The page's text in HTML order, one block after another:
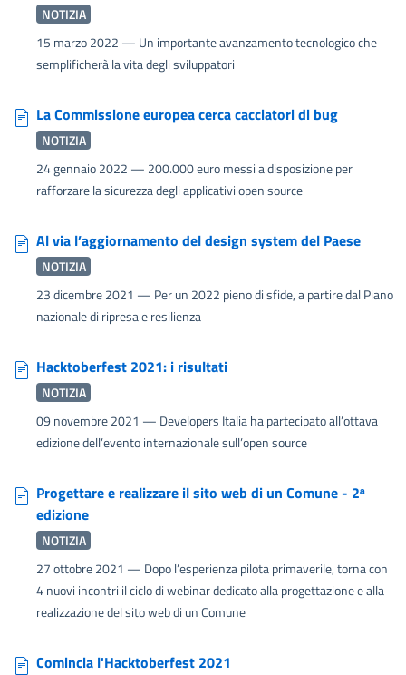
NOTIZIA
15 marzo 2022 — Un importante avanzamento tecnologico che
semplificherà la vita degli sviluppatori
La Commissione europea cerca cacciatori di bug
NOTIZIA
24 gennaio 2022 — 200.000 euro messi a disposizione per
rafforzare la sicurezza degli applicativi open source
Al via l’aggiornamento del design system del Paese
NOTIZIA
23 dicembre 2021 — Per un 2022 pieno di sfide, a partire dal Piano
nazionale di ripresa e resilienza
Hacktoberfest 2021: i risultati
NOTIZIA
09 novembre 2021 — Developers Italia ha partecipato all’ottava
edizione dell’evento internazionale sull’open source
Progettare e realizzare il sito web di un Comune - 2ᵃ
edizione
NOTIZIA
27 ottobre 2021 — Dopo l’esperienza pilota primaverile, torna con
4 nuovi incontri il ciclo di webinar dedicato alla progettazione e alla
realizzazione del sito web di un Comune
Comincia l'Hacktoberfest 2021